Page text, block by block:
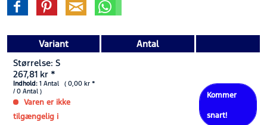
Variant
Antal
Størrelse: S
267,81 kr *
Indhold: 1 Antal ( 0,00 kr *
/ 0 Antal )
Varen er ikke
tilgængelig i
Kommer
snart!